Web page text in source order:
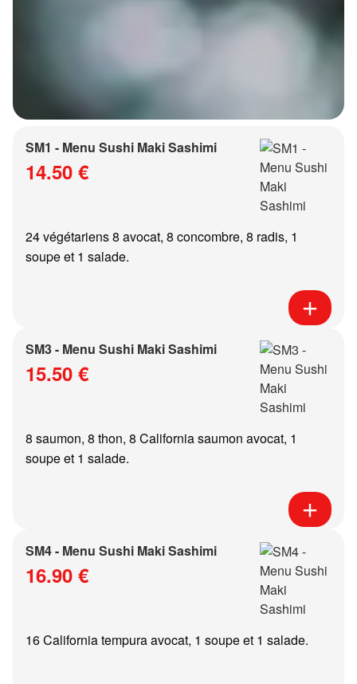
SM1 - Menu Sushi Maki Sashimi
14.50 €
24 végétariens 8 avocat, 8 concombre, 8 radis, 1
soupe et 1 salade.
SM3 - Menu Sushi Maki Sashimi
15.50 €
8 saumon, 8 thon, 8 California saumon avocat, 1
soupe et 1 salade.
SM4 - Menu Sushi Maki Sashimi
16.90 €
16 California tempura avocat, 1 soupe et 1 salade.